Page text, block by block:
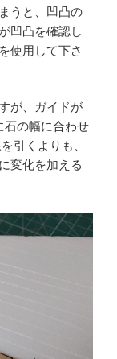
うと、凹凸の
凹凸を確認し
使用して下さ
が、ガイドが
石の幅に合わせ
引くよりも、
変化を加える